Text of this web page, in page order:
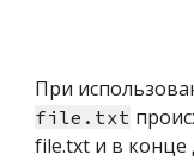
При
file.txt
file.txt и в конце